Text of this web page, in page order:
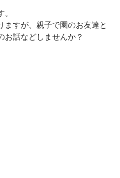
ますが、親子で園のお友達と
お話などしませんか？